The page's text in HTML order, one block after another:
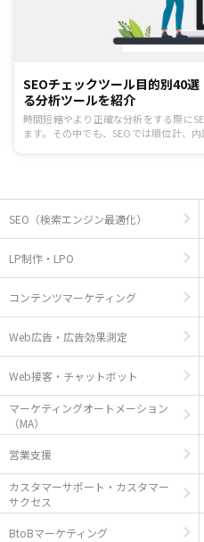
SEOチェックツール目的別40
る分析ツールを紹介
時間短縮やより正確な分析をする際に
ます。その中でも、SEOでは順位計、
SEO（検索エンジン最適化）
LP制作・LPO
コンテンツマーケティング
Web広告・広告効果測定
Web接客・チャットボット
マーケティングオートメーション
（MA）
営業支援
カスタマーサポート・カスタマー
サクセス
BtoBマーケティング